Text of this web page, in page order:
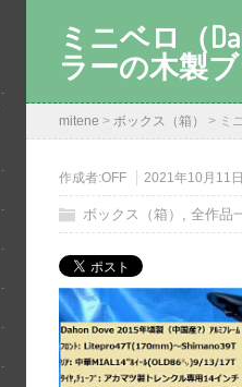
ミニベロ（
ラーの木製
mitene > ボックス（箱） > ミ
作成者:OFF 2021年10月11日
ボックス（箱） , 全作品